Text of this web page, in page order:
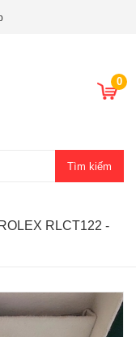
0
Tìm kiếm
RLCT122 -